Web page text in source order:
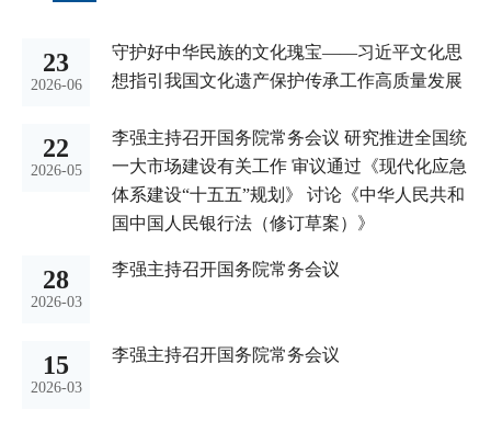
23
2026-06
守护好中华民族的文化瑰宝——习近平文化思
想指引我国文化遗产保护传承工作高质量发展
22
2026-05
李强主持召开国务院常务会议 研究推进全国统
一大市场建设有关工作 审议通过《现代化应急
体系建设“十五五”规划》 讨论《中华人民共和
国中国人民银行法（修订草案）》
28
2026-03
李强主持召开国务院常务会议
15
2026-03
李强主持召开国务院常务会议